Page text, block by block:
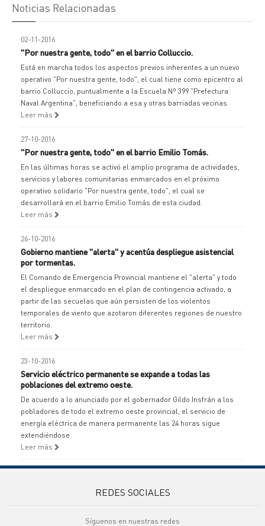
Noticias Relacionadas
02-11-2016
"Por nuestra gente, todo" en el barrio Colluccio.
Está en marcha todos los aspectos previos inherentes a un nuevo
operativo "Por nuestra gente, todo", el cual tiene como epicentro al
barrio Colluccio, puntualmente a la Escuela Nº 399 "Prefectura
Naval Argentina", beneficiando a esa y otras barriadas vecinas.
Leer más
27-10-2016
"Por nuestra gente, todo" en el barrio Emilio Tomás.
En las últimas horas se activó el amplio programa de actividades,
servicios y labores comunitarias enmarcados en el próximo
operativo solidario "Por nuestra gente, todo", el cual se
desarrollará en el barrio Emilio Tomás de esta ciudad.
Leer más
26-10-2016
Gobierno mantiene "alerta" y acentúa despliegue asistencial
por tormentas.
El Comando de Emergencia Provincial mantiene el "alerta" y todo
el despliegue enmarcado en el plan de contingencia activado, a
partir de las secuelas que aún persisten de los violentos
temporales de viento que azotaron diferentes regiones de nuestro
territorio.
Leer más
23-10-2016
Servicio eléctrico permanente se expande a todas las
poblaciones del extremo oeste.
De acuerdo a lo anunciado por el gobernador Gildo Insfrán a los
pobladores de todo el extremo oeste provincial, el servicio de
energía eléctrica de manera permanente las 24 horas sigue
extendiéndose.
Leer más
REDES SOCIALES
Síguenos en nuestras redes